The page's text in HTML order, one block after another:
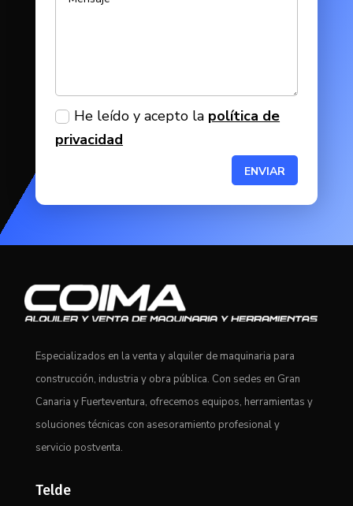
He leído y acepto la política de
privacidad
ENVIAR
Especializados en la venta y alquiler de maquinaria para
construcción, industria y obra pública. Con sedes en Gran
Canaria y Fuerteventura, ofrecemos equipos, herramientas y
soluciones técnicas con asesoramiento profesional y
servicio postventa.
Telde